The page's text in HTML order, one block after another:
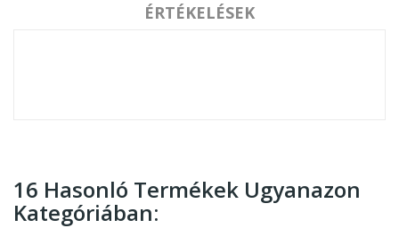
ÉRTÉKELÉSEK
16 Hasonló Termékek Ugyanazon
Kategóriában: